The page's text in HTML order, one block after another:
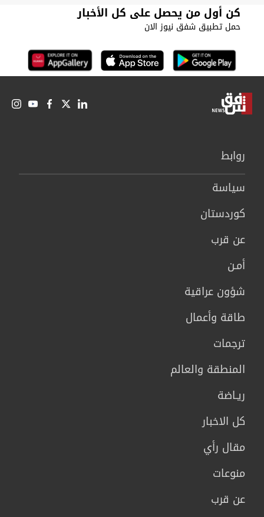
كن أول من يحصل على كل الأخبار
حمل تطبيق شفق نيوز الان
روابط
سیاسة
كوردستان
عن قرب
أمـن
شؤون عراقية
طاقة وأعمال
ترجمات
المنطقة والعالم
ريـاضة
كل الاخبار
مقال رأي
منوعات
عن قرب